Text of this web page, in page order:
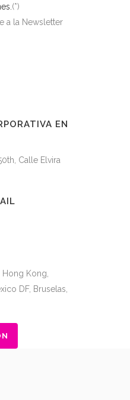
(*)
a la Newsletter
EN
Calle Elvira
Kong,
DF, Bruselas,